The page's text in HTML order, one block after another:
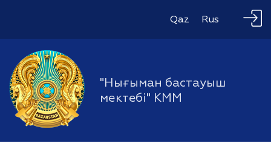
Qaz Rus
"Нығыман бастауыш
мектебі" КММ